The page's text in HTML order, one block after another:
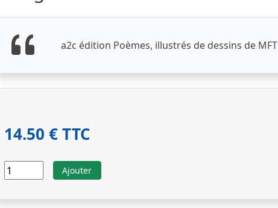
a2c édition Poèmes, illustrés de dessins de MFT
14.50 € TTC
Ajouter